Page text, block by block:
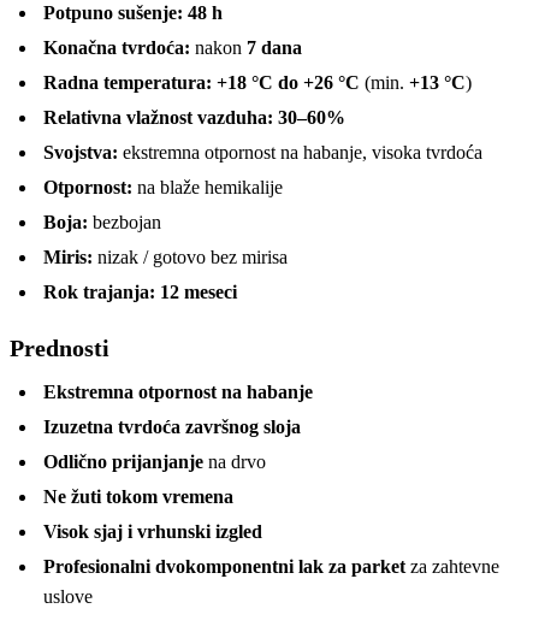
Potpuno sušenje: 48 h
Konačna tvrdoća: nakon 7 dana
Radna temperatura: +18 °C do +26 °C (min. +13 °C)
Relativna vlažnost vazduha: 30–60%
Svojstva: ekstremna otpornost na habanje, visoka tvrdoća
Otpornost: na blaže hemikalije
Boja: bezbojan
Miris: nizak / gotovo bez mirisa
Rok trajanja: 12 meseci
Prednosti
Ekstremna otpornost na habanje
Izuzetna tvrdoća završnog sloja
Odlično prijanjanje na drvo
Ne žuti tokom vremena
Visok sjaj i vrhunski izgled
Profesionalni dvokomponentni lak za parket za zahtevne
uslove